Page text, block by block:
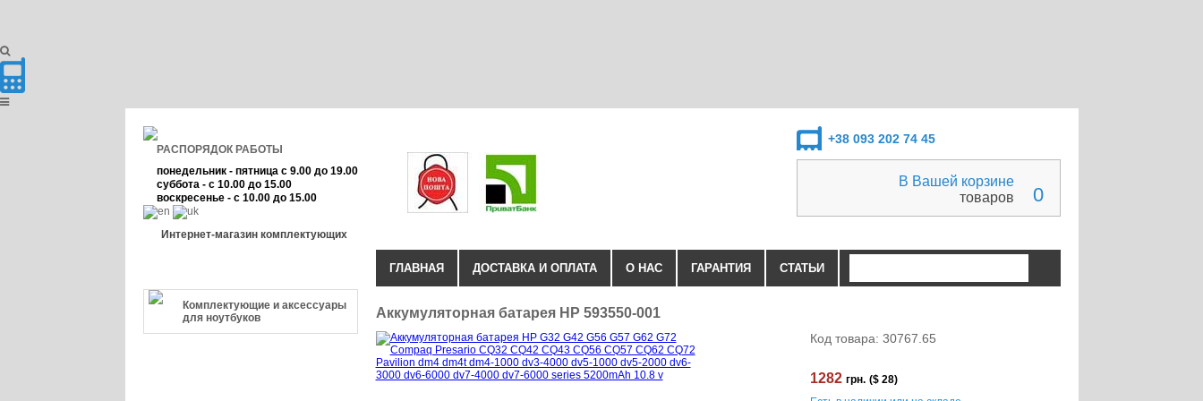
РАСПОРЯДОК РАБОТЫ
понедельник - пятница с 9.00 до 19.00
суббота - с 10.00 до 15.00
воскресенье - с 10.00 до 15.00
Интернет-магазин комплектующих
+38 093 202 74 45
В Вашей корзине
товаров
0
Комплектующие и аксессуары
для ноутбуков
ГЛАВНАЯ ДОСТАВКА И ОПЛАТА О НАС ГАРАНТИЯ СТАТЬИ
Аккумуляторная батарея HP 593550-001
Код товара: 30767.65
1282 грн. ($ 28)